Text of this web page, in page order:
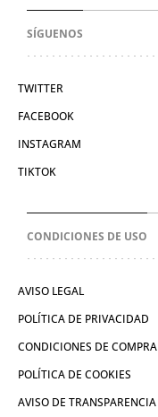
SÍGUENOS
TWITTER
FACEBOOK
INSTAGRAM
TIKTOK
CONDICIONES DE USO
AVISO LEGAL
POLÍTICA DE PRIVACIDAD
CONDICIONES DE COMPRA
POLÍTICA DE COOKIES
AVISO DE TRANSPARENCIA